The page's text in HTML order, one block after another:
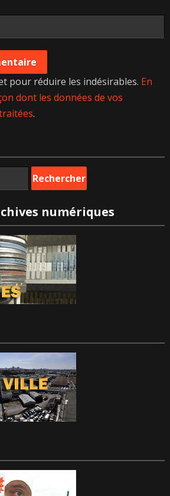
pour réduire les indésirables. En
dont les données de vos
.
numériques